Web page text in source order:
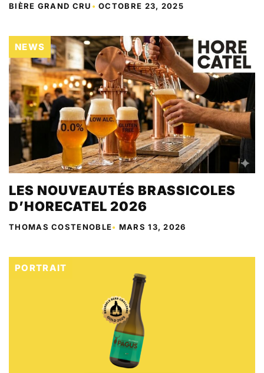
BIÈRE GRAND CRU •OCTOBRE 23, 2025
NEWS
LES NOUVEAUTÉS BRASSICOLES
D’HORECATEL 2026
THOMAS COSTENOBLE• MARS 13, 2026
PORTRAIT